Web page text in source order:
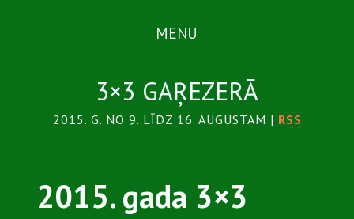
MENU
3×3 GAŖEZERĀ
2015. G. NO 9. LĪDZ 16. AUGUSTAM | RSS
2015. gada 3×3